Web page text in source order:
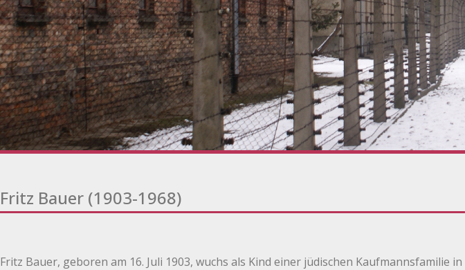
Fritz Bauer (1903-1968)
Fritz Bauer, geboren am 16. Juli 1903, wuchs als Kind einer jüdischen Kaufmannsfamilie in